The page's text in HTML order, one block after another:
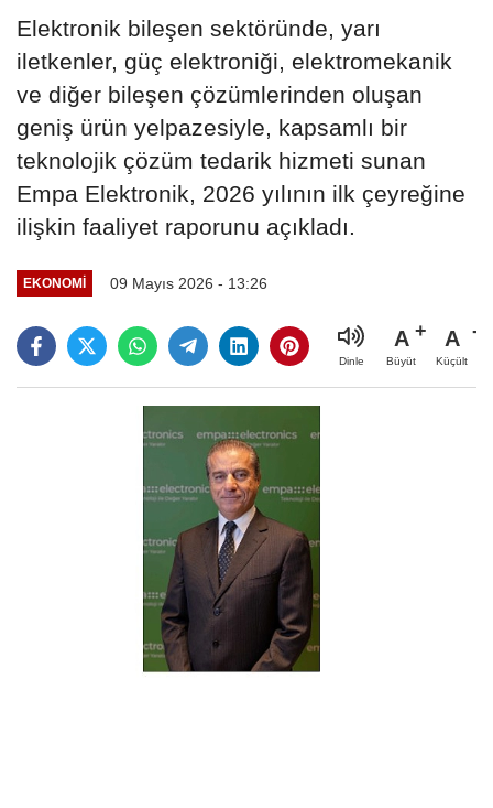
Elektronik bileşen sektöründe, yarı
iletkenler, güç elektroniği, elektromekanik
ve diğer bileşen çözümlerinden oluşan
geniş ürün yelpazesiyle, kapsamlı bir
teknolojik çözüm tedarik hizmeti sunan
Empa Elektronik, 2026 yılının ilk çeyreğine
ilişkin faaliyet raporunu açıkladı.
EKONOMİ 09 Mayıs 2026 - 13:26
Dinle
A
Büyüt
A
Küçült